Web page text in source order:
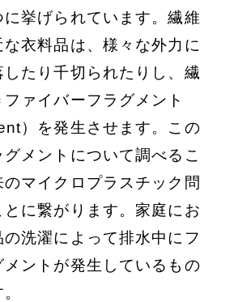
挙げられています。繊維
衣料品は、様々な外力に
たり千切られたりし、繊
ァイバーフラグメント
）を発生させます。この
メントについて調べるこ
のマイクロプラスチック問
に繋がります。家庭にお
洗濯によって排水中にフ
メントが発生しているもの